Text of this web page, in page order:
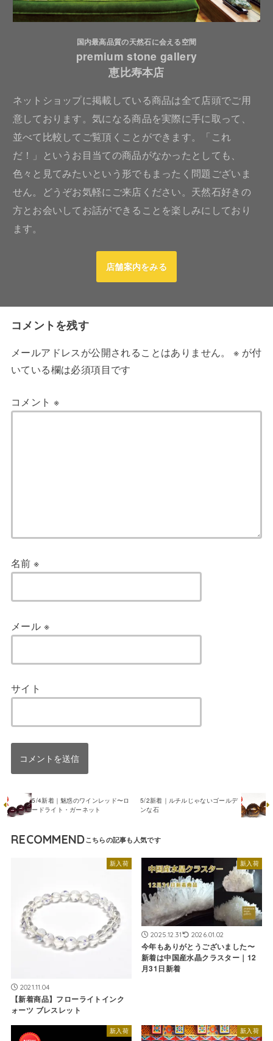
国内最高品質の天然石に会える空間
premium stone gallery
恵比寿本店
ネットショップに掲載している商品は全て店頭でご用
意しております。気になる商品を実際に手に取って、
並べて比較してご覧頂くことができます。「これ
だ！」というお目当ての商品がなかったとしても、
色々と見てみたいという形でもまったく問題ございま
せん。どうぞお気軽にご来店ください。天然石好きの
方とお会いしてお話ができることを楽しみにしており
ます。
店舗案内をみる
コメントを残す
メールアドレスが公開されることはありません。 ※ が付
いている欄は必須項目です
コメント ※
名前※
メール ※
サイト
5/4新着｜魅惑のワインレッド〜ロ
ードライト・ガーネット
5/2新着｜ルチルじゃないゴールデ
ンな石
RECOMMEND
新入荷
2021.11.04
【新着商品】フローライトインク
ォーツ ブレスレット
新入荷
2025.12.31 2026.01.02
今年もありがとうございました〜
新着は中国産水晶クラスター｜12
月31日新着
新入荷 新入荷